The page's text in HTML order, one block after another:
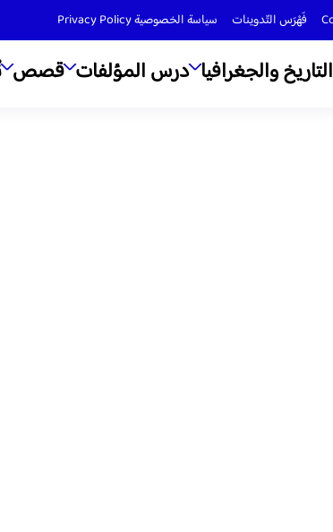
فَهْرَس التّدوينات سياسة الخصوصية Privacy Policy
التاريخ والجغرافيا درس المؤلفات قصص